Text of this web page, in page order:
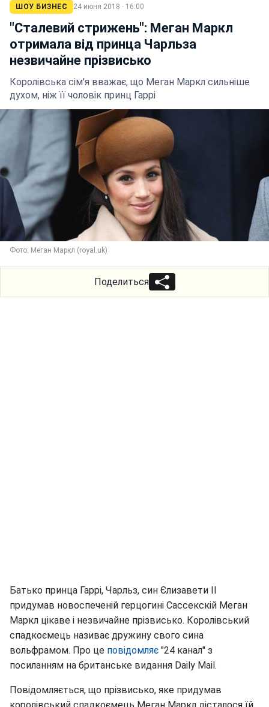
ШОУ БИЗНЕС 24 июня 2018 · 16:00
"Сталевий стрижень": Меган Маркл
отримала від принца Чарльза
незвичайне прізвисько
Королівська сім'я вважає, що Меган Маркл сильніше
духом, ніж її чоловік принц Гаррі
Фото: Меган Маркл (royal.uk)
Поделиться
Батько принца Гаррі, Чарльз, син Єлизавети II
придумав новоспеченій герцогині Сассекскій Меган
Маркл цікаве і незвичайне прізвисько. Королівський
спадкоємець називає дружину свого сина
вольфрамом. Про це повідомляє "24 канал" з
посиланням на британське видання Daily Mail.
Повідомляється, що прізвисько, яке придумав